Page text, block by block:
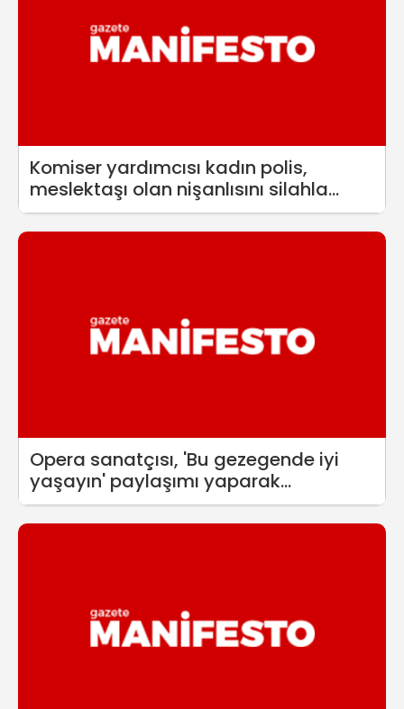
Komiser yardımcısı kadın polis,
meslektaşı olan nişanlısını silahla
vurduktan sonra intihar etti
Opera sanatçısı, 'Bu gezegende iyi
yaşayın' paylaşımı yaparak
yaşamına son verdi